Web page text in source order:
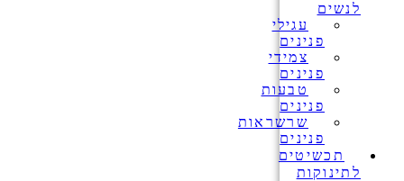
לנשים
עגילי
פנינים
צמידי
פנינים
טבעות
פנינים
שרשראות
פנינים
תכשיטים
לתינוקות